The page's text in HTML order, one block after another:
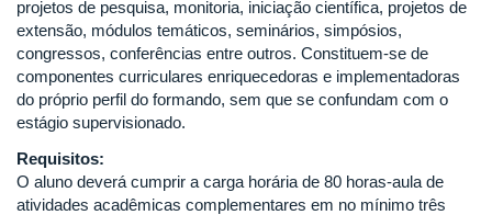
projetos de pesquisa, monitoria, iniciação científica, projetos de
extensão, módulos temáticos, seminários, simpósios,
congressos, conferências entre outros. Constituem-se de
componentes curriculares enriquecedoras e implementadoras
do próprio perfil do formando, sem que se confundam com o
estágio supervisionado.
Requisitos:
O aluno deverá cumprir a carga horária de 80 horas-aula de
atividades acadêmicas complementares em no mínimo três